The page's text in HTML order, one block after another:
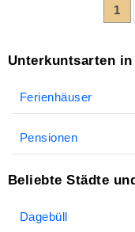
1
Unterkuntsarten
Ferienhäuser
Pensionen
Beliebte Städte
Dagebüll